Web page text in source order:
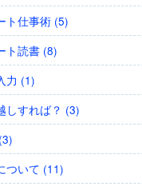
ト仕事術 (5)
ト読書 (8)
力 (1)
しすれば？ (3)
ついて (11)